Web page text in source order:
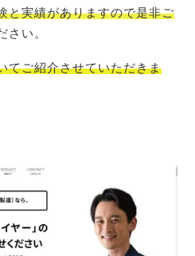
と実績がありますので是非ご
さい。
てご紹介させていただきま